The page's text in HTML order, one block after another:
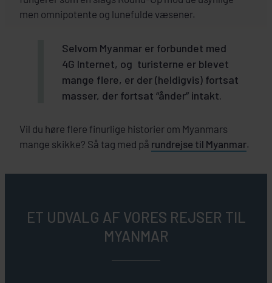
men omnipotente og lunefulde væsener.
Selvom Myanmar er forbundet med
4G Internet, og turisterne er blevet
mange flere, er der (heldigvis) fortsat
masser, der fortsat “ånder” intakt.
Vil du høre flere finurlige historier om Myanmars
mange skikke? Så tag med på rundrejse til Myanmar.
ET UDVALG AF VORES REJSER TIL
MYANMAR